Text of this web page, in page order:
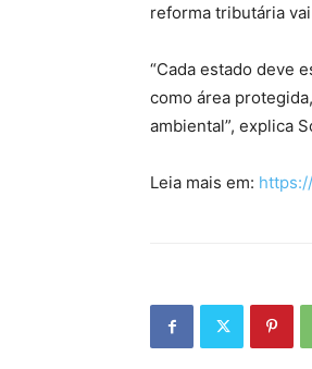
reforma tributária
“Cada estado deve
como área
ambiental”, explica
Leia mais em: